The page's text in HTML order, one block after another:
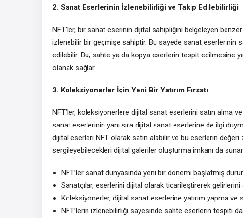
2. Sanat Eserlerinin İzlenebilirliği ve Takip Edilebilirliği
NFT’ler, bir sanat eserinin dijital sahipliğini belgeleyen
izlenebilir bir geçmişe sahiptir. Bu sayede sanat eserlerinin
edilebilir. Bu, sahte ya da kopya eserlerin tespit edilmesine
olanak sağlar.
3. Koleksiyonerler İçin Yeni Bir Yatırım Fırsatı
NFT’ler, koleksiyonerlere dijital sanat eserlerini satın alma
sanat eserlerinin yanı sıra dijital sanat eserlerine de ilgi
dijital eserleri NFT olarak satın alabilir ve bu eserlerin değeri
sergileyebilecekleri dijital galeriler oluşturma imkanı da sunar.
NFT’ler sanat dünyasında yeni bir dönemi başlatmış
Sanatçılar, eserlerini dijital olarak ticarileştirerek gelirlerini
Koleksiyonerler, dijital sanat eserlerine yatırım yapma ve
NFT’lerin izlenebilirliği sayesinde sahte eserlerin tespiti